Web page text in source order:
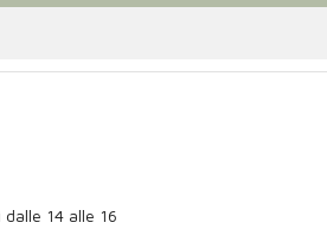
14 alle 16